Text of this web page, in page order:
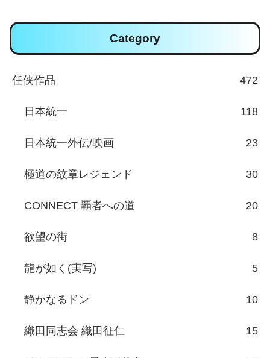
Category
任侠作品 472
日本統一 118
日本統一外伝/映画 23
極道の紋章レジェンド 30
CONNECT 覇者への道 20
欲望の街 8
龍が如く(実写) 5
静かなるドン 10
織田同志会 織田征仁 15